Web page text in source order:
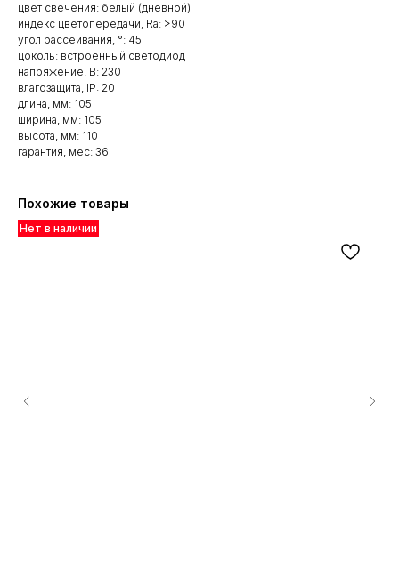
цвет свечения: белый (дневной)
индекс цветопередачи, Ra: >90
угол рассеивания, °: 45
цоколь: встроенный светодиод
напряжение, В: 230
влагозащита, IP: 20
длина, мм: 105
ширина, мм: 105
высота, мм: 110
гарантия, мес: 36
Похожие товары